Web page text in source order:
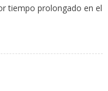
tiempo prolongado en el